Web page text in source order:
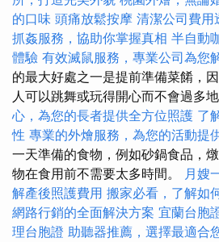
的口味 頭痛放鬆按摩 清潔公司費用
抓姦服務，協助你掌握真相 半自動
體驗 有效滅鼠服務，專業公司為您
的最大好處之一是提前準備菜餚，
人可以跳舞或玩得開心而不會過多
心，為您的長者提供全方位照護 了
性 專業的外燴服務，為您的活動提
一天準備的食物，例如砂鍋食品，
物在食用前不需要太多時間。 月嫂
解產後照護費用 搬家必看，了解如
網路行銷的全面解決方案 宜蘭台胞
理台胞證 助聽器推薦，選擇最適合